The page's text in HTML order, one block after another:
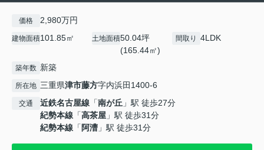
価格 2,980万円
建物面積101.85㎡ 土地面積50.04坪
(165.44㎡)
間取り 4LDK
築年数 新築
所在地 三重県津市藤方字内浜田1400-6
交通 近鉄名古屋線 「南が丘 」駅 徒歩27分
紀勢本線 「高茶屋 」駅 徒歩31分
紀勢本線 「 阿漕 」駅 徒歩31分